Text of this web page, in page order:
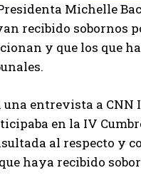
Michelle
recibido sobornos
y que los que
una entrevista a
en la IV
al respecto y
haya recibido